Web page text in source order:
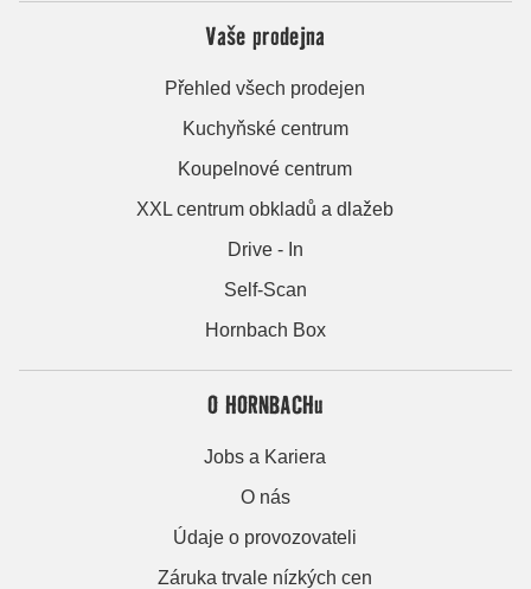
Vaše prodejna
Přehled všech prodejen
Kuchyňské centrum
Koupelnové centrum
XXL centrum obkladů a dlažeb
Drive - In
Self-Scan
Hornbach Box
O HORNBACHu
Jobs a Kariera
O nás
Údaje o provozovateli
Záruka trvale nízkých cen